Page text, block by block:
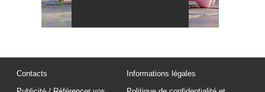
Contacts
Informations légales